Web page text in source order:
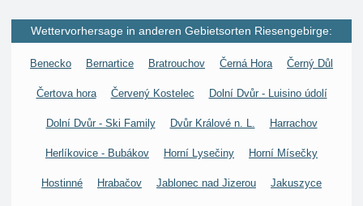
Wettervorhersage in anderen Gebietsorten Riesengebirge:
Benecko Bernartice Bratrouchov Černá Hora Černý Důl
Čertova hora Červený Kostelec Dolní Dvůr - Luisino údolí
Dolní Dvůr - Ski Family Dvůr Králové n. L. Harrachov
Herlíkovice - Bubákov Horní Lysečiny Horní Mísečky
Hostinné Hrabačov Jablonec nad Jizerou Jakuszyce